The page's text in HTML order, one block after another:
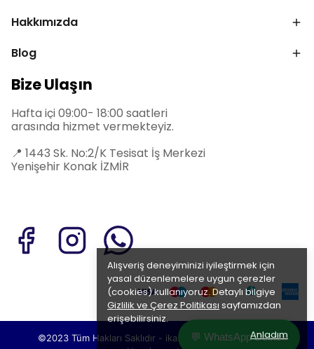
💬 WhatsApp Destek
Alışveriş deneyiminizi iyileştirmek için
yasal düzenlemelere uygun çerezler
(cookies) kullanıyoruz. Detaylı bilgiye
Gizlilik ve Çerez Politikası sayfamızdan
erişebilirsiniz.
Anladım
Hakkımızda
Blog
Bize Ulaşın
Hafta içi 09:00- 18:00 saatleri
arasında hizmet vermekteyiz.
📍 1443 Sk. No:2/K Tesisat İş Merkezi
Yenişehir Konak İZMİR
©2023 Tüm Hakları Saklıdır - ikas E-TicaretAltyapısı ile